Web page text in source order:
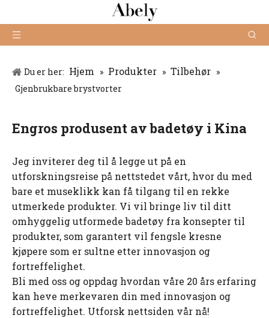
Du er her: Hjem » Produkter » Tilbehør »
Gjenbrukbare brystvorter
Engros produsent av badetøy i Kina
Jeg inviterer deg til å legge ut på en
utforskningsreise på nettstedet vårt, hvor du med
bare et museklikk kan få tilgang til en rekke
utmerkede produkter. Vi vil bringe liv til ditt
omhyggelig utformede badetøy fra konsepter til
produkter, som garantert vil fengsle kresne
kjøpere som er sultne etter innovasjon og
fortreffelighet.
Bli med oss ​​og oppdag hvordan våre 20 års erfaring
kan heve merkevaren din med innovasjon og
fortreffelighet. Utforsk nettsiden vår nå!